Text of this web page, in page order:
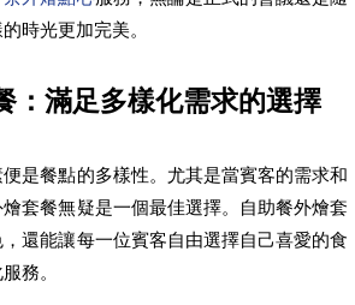
時光更加完美。
：滿足多樣化需求的選擇
是餐點的多樣性。尤其是當賓客的需求和
套餐無疑是一個最佳選擇。自助餐外燴套
還能讓每一位賓客自由選擇自己喜愛的食
務。